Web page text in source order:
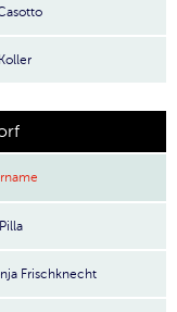
Frischknecht